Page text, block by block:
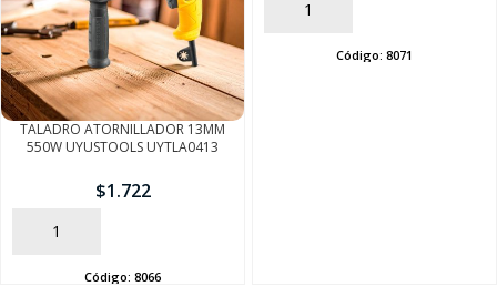
TALADRO ATORNILLADOR 13MM
550W UYUSTOOLS UYTLA0413
$1.722
AÑADIR
Código: 8066
AÑADIR
Código: 8071